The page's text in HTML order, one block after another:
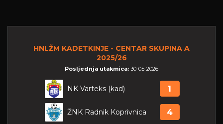
HNLŽM KADETKINJE - CENTAR SKUPINA A
2025/26
Posljednja utakmica: 30-05-2026
NK Varteks (kad) 1
ŽNK Radnik Koprivnica 4